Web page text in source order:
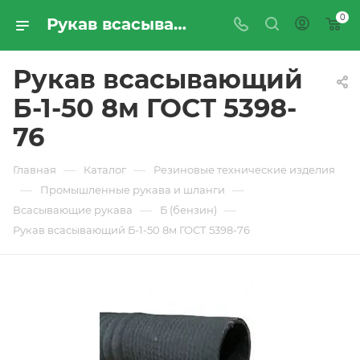
Рукав всасывающий Б-1-50 8м ГОСТ 5398-76 - купить по цене производителя с доставкой по Москве и России | ПРОМРЕСУРССЕРВИС 0
Рукав всасывающий
Б-1-50 8м ГОСТ 5398-
76
Главная — Каталог — Резиновые технические изделия
— Промышленные рукава и шланги —
Всасывающие рукава — Б (бензин) —
Рукав всасывающий Б-1-50 8м ГОСТ 5398-76